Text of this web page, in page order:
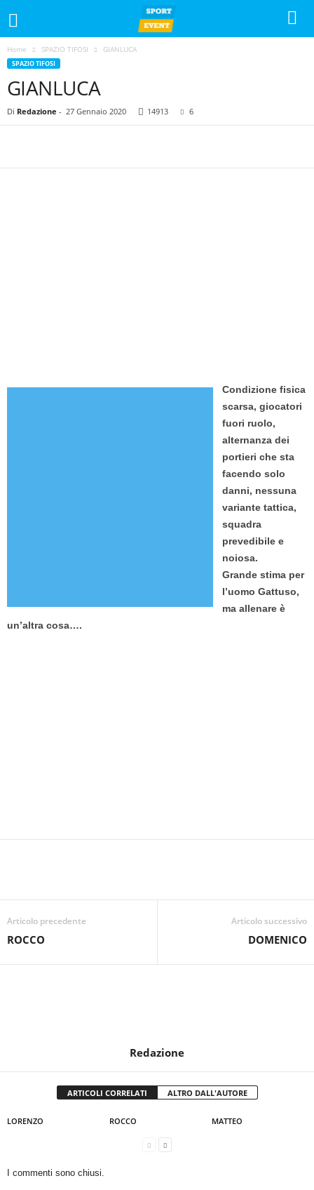
Home SPAZIO TIFOSI GIANLUCA
SPAZIO TIFOSI
GIANLUCA
Di Redazione - 27 Gennaio 2020 14913 6
Condizione fisica
scarsa, giocatori
fuori ruolo,
alternanza dei
portieri che sta
facendo solo
danni, nessuna
variante tattica,
squadra
prevedibile e
noiosa.
Grande stima per
l’uomo Gattuso,
ma allenare è
un’altra cosa….
Articolo precedente
ROCCO
Articolo successivo
DOMENICO
Redazione
ARTICOLI CORRELATI ALTRO DALL'AUTORE
LORENZO ROCCO MATTEO
I commenti sono chiusi.